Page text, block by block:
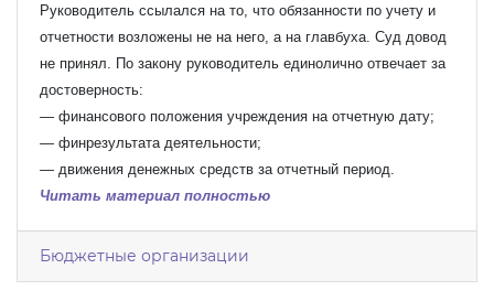
Руководитель ссылался на то, что обязанности по учету и
отчетности возложены не на него, а на главбуха. Суд довод
не принял. По закону руководитель единолично отвечает за
достоверность:
— финансового положения учреждения на отчетную дату;
— финрезультата деятельности;
— движения денежных средств за отчетный период.
Читать материал полностью
Бюджетные организации